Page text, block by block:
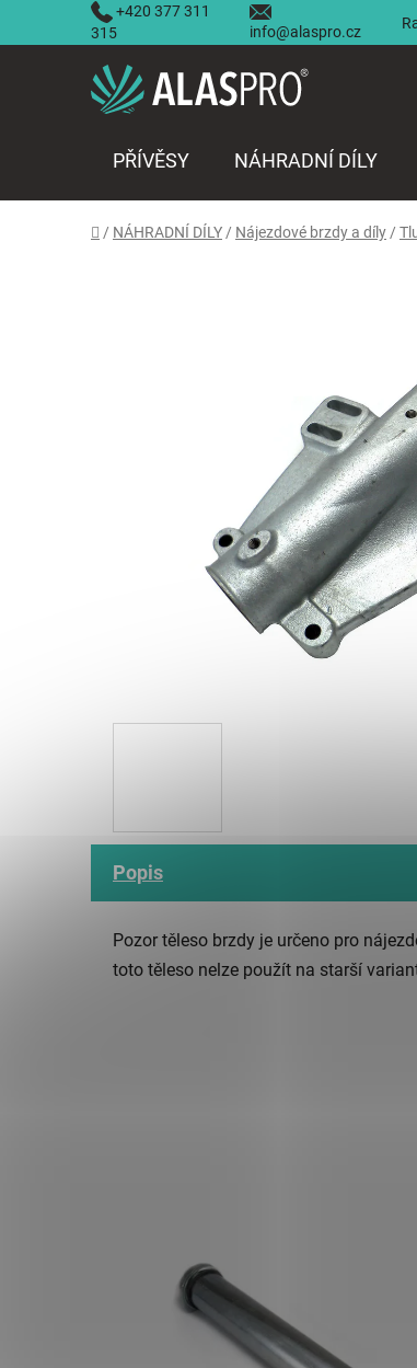
+420 377 311
315
info@alaspro.cz
PŘÍVĚSY NÁHRADNÍ DÍLY
Domů
/ NÁHRADNÍ DÍLY / Nájezdové brzdy a díly /
Popis
Pozor těleso brzdy je určeno pro
toto těleso nelze použít na starší